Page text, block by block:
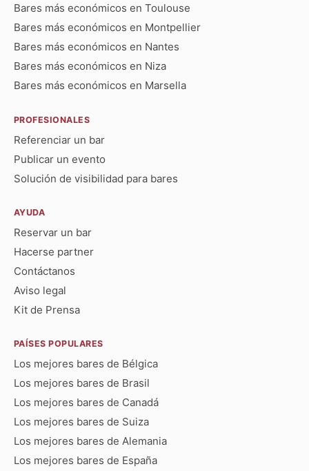
Bares más económicos en Toulouse
Bares más económicos en Montpellier
Bares más económicos en Nantes
Bares más económicos en Niza
Bares más económicos en Marsella
PROFESIONALES
Referenciar un bar
Publicar un evento
Solución de visibilidad para bares
AYUDA
Reservar un bar
Hacerse partner
Contáctanos
Aviso legal
Kit de Prensa
PAÍSES POPULARES
Los mejores bares de Bélgica
Los mejores bares de Brasil
Los mejores bares de Canadá
Los mejores bares de Suiza
Los mejores bares de Alemania
Los mejores bares de España